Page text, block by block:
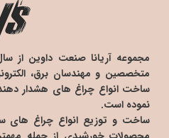
متخصصین و مهندسان برق،
ساخت انواع چراغ های هشدار
نموده است.
ساخت و توزیع انواع چراغ های